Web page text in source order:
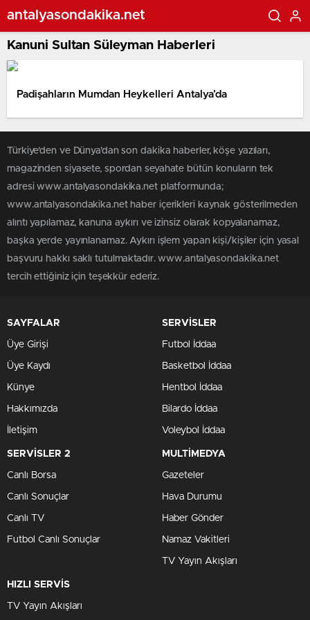
antalyasondakika.net
Kanuni Sultan Süleyman Haberleri
Padişahların Mumdan Heykelleri Antalya’da
Türkiye'den ve Dünya’dan son dakika haberler, köşe yazıları,
magazinden siyasete, spordan seyahate bütün konuların tek
adresi www.antalyasondakika.net platformunda;
www.antalyasondakika.net haber içerikleri kaynak gösterilmeden
alıntı yapılamaz, kanuna aykırı ve izinsiz olarak kopyalanamaz,
başka yerde yayınlanamaz. Aykırı işlem yapan kişi/kişiler için yasal
başvuru hakkı saklı tutulmaktadır. www.antalyasondakika.net
tercih ettiğiniz için teşekkür ederiz.
SAYFALAR
Üye Girişi
Üye Kaydı
Künye
Hakkımızda
İletişim
SERVİSLER
Futbol İddaa
Basketbol İddaa
Hentbol İddaa
Bilardo İddaa
Voleybol İddaa
SERVİSLER 2
Canlı Borsa
Canlı Sonuçlar
Canlı TV
Futbol Canlı Sonuçlar
MULTİMEDYA
Gazeteler
Hava Durumu
Haber Gönder
Namaz Vakitleri
TV Yayın Akışları
HIZLI SERVİS
TV Yayın Akışları